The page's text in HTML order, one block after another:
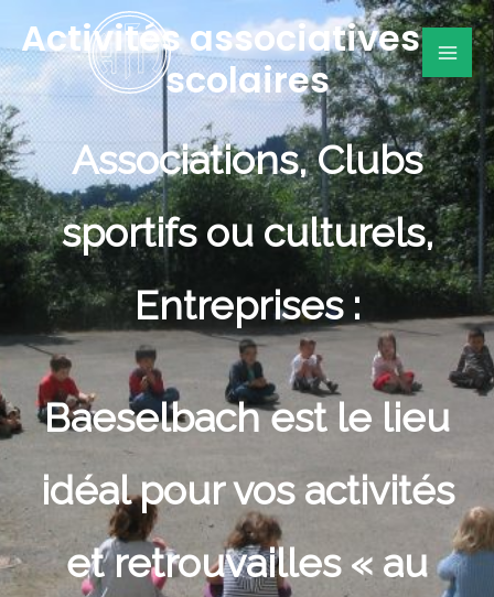
au
contenu
Activités associatives ou
scolaires
Associations, Clubs
sportifs ou culturels,
Entreprises :
Baeselbach est le lieu
idéal pour vos activités
et retrouvailles « au